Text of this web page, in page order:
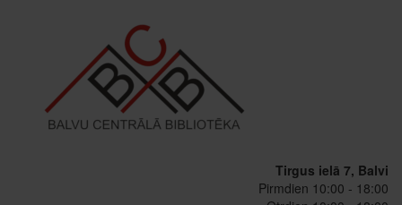
Tirgus ielā 7, Balvi
Pirmdien 10:00 - 18:00